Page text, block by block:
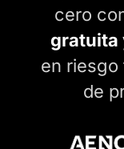
cero
gratuita
en riesgo
de